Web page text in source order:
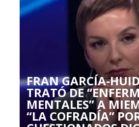
FRAN GARCÍA-
TRATÓ DE
MENTALES” A
“LA COFRADÍA”